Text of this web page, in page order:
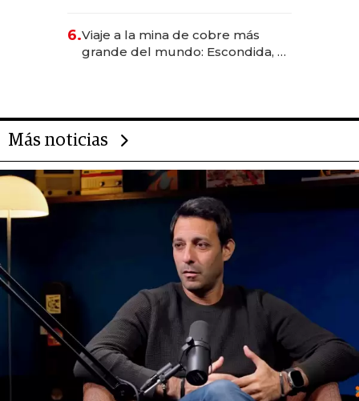
6.Viaje a la mina de cobre más
grande del mundo: Escondida, el
Más noticias